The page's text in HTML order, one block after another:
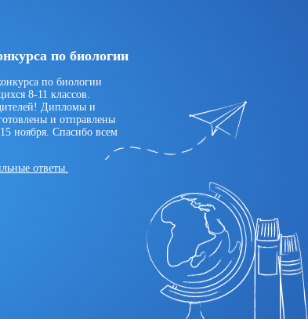
по биологии
по биологии
8-11 классов.
Дипломы и
и отправлены
ноября. Спасибо всем
ответы.